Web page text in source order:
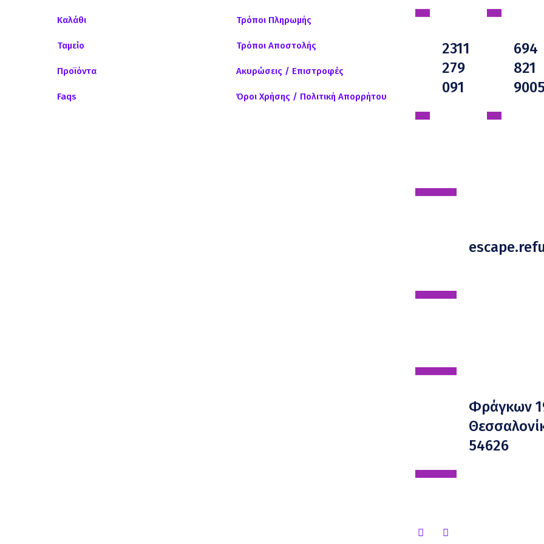
Καλάθι
Ταμείο
Προϊόντα
Faqs
Τρόποι Πληρωμής
Τρόποι Αποστολής
Ακυρώσεις / Επιστροφές
Όροι Χρήσης / Πολιτική Απορρήτου
2311
279
091
694
821
9005
Φράγκων
54626